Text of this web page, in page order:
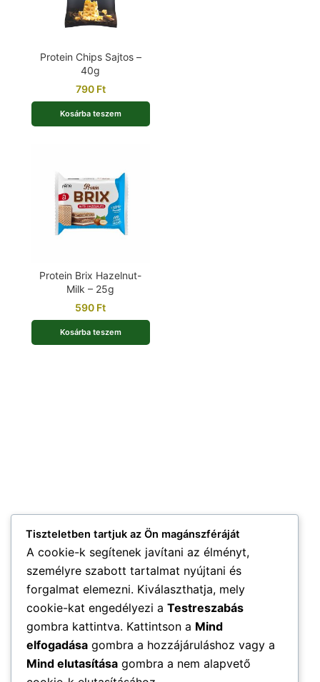
Protein Chips Sajtos –
40g
790 Ft
Kosárba teszem
Protein Brix Hazelnut-
Milk – 25g
590 Ft
Kosárba teszem
Tiszteletben tartjuk az Ön magánszféráját
A cookie-k segítenek javítani az élményt,
személyre szabott tartalmat nyújtani és
forgalmat elemezni. Kiválaszthatja, mely
cookie-kat engedélyezi a Testreszabás
gombra kattintva. Kattintson a Mind
elfogadása gombra a hozzájáruláshoz vagy a
Mind elutasítása gombra a nem alapvető